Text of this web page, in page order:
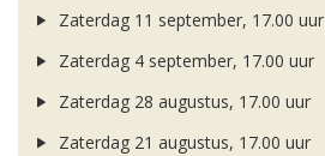
Zaterdag 11 september, 17.00 uur
Zaterdag 4 september, 17.00 uur
Zaterdag 28 augustus, 17.00 uur
Zaterdag 21 augustus, 17.00 uur